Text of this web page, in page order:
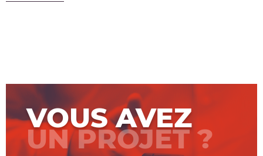
VOUS AVEZ
UN PROJET ?